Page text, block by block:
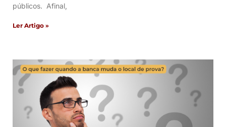
públicos. Afinal,
Ler Artigo »